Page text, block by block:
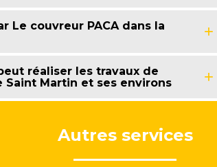
Le couvreur PACA dans la
réaliser les travaux de
Martin et ses environs
Autres services